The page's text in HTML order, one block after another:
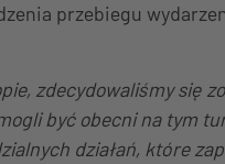
przebiegu
zdecydowaliśmy się
być obecni na tym
działań, które